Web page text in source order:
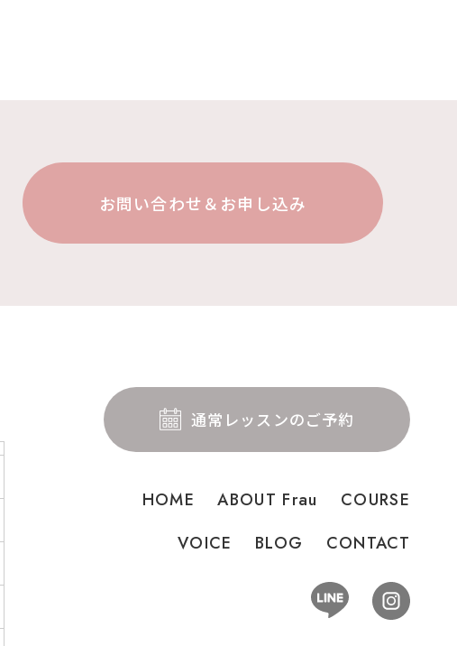
お問い合わせ＆お申し込み
通常レッスンのご予約
HOME ABOUT Frau
COURSE
VOICE
BLOG CONTACT